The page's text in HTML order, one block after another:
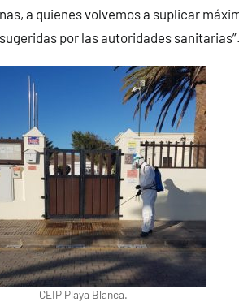
a quienes volvemos a suplicar
por las autoridades sanitarias”.
CEIP Playa Blanca.